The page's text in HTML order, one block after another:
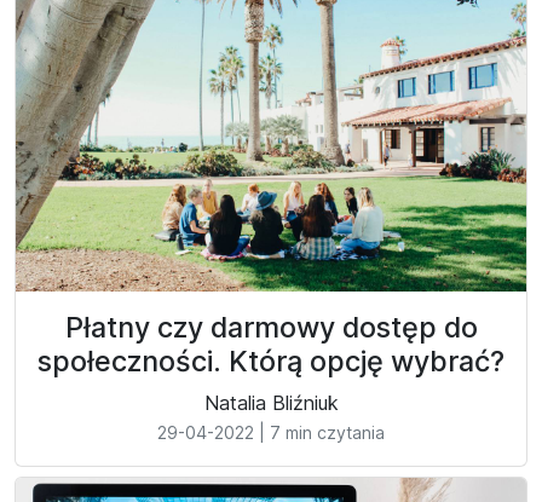
Płatny czy darmowy dostęp do
społeczności. Którą opcję wybrać?
Natalia Bliźniuk
29-04-2022 7 min czytania